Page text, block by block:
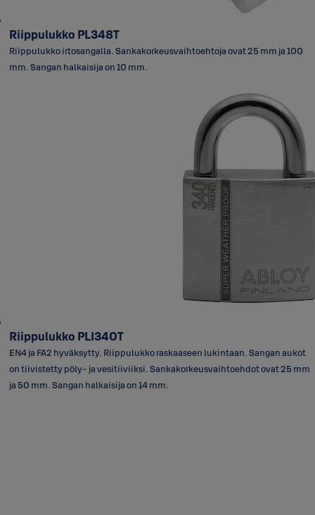
Riippulukko PL348T
Riippulukko irtosangalla. Sankakorkeusvaihtoehtoja ovat 25 mm ja 100
mm. Sangan halkaisija on 10 mm.
Riippulukko PLI340T
EN4 ja FA2 hyväksytty. Riippulukko raskaaseen lukintaan. Sangan aukot
on tiivistetty pöly- ja vesitiiviiksi. Sankakorkeusvaihtoehdot ovat 25 mm
ja 50 mm. Sangan halkaisija on 14 mm.